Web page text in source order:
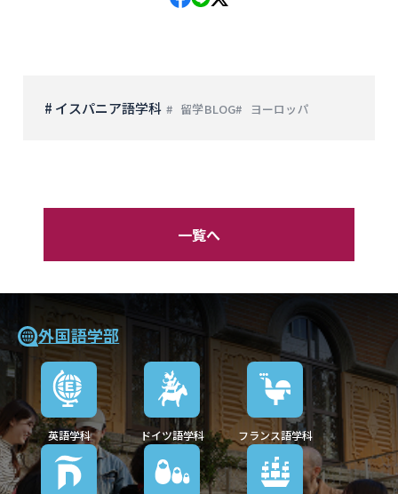
# イスパニア語学科 留学BLOG ヨーロッパ
一覧へ
外国語学部
英語学科 ドイツ語学科 フランス語学科